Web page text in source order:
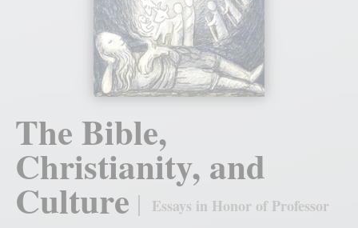
The Bible,
Christianity, and
Culture
Essays in Honor of Professor